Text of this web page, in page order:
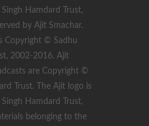
Hamdard Trust,
by Ajit Smachar.
Copyright © Sadhu
2002-2016. Ajit
are Copyright ©
Trust. The Ajit logo is
Hamdard Trust,
belonging to the